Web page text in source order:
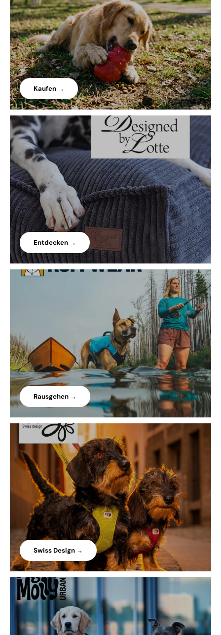
Kaufen →
Entdecken →
Rausgehen →
Swiss Design →